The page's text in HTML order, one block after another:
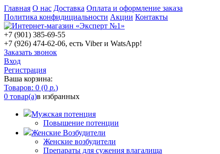
Главная О нас Доставка Оплата и оформление заказа
Политика конфидициальности Акции Контакты
+7 (901) 385-69-55
+7 (926) 474-62-06, есть Viber и WatsApp!
Заказать звонок
Вход
Регистрация
Ваша корзина:
Товаров: 0 (0 р.)
0 товар(а)в избранных
Мужская потенция
Повышение потенции
Женские Возбудители
Женские возбудители
Препараты для сужения влагалища